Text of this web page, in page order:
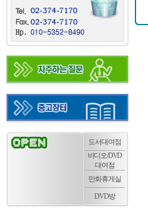
도서대여점
비디오/DVD
대여점
만화휴게실
DVD방